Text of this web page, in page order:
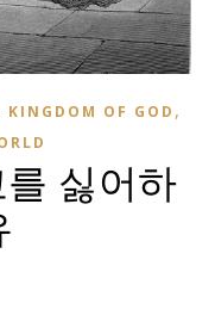
KINGDOM OF GOD ,
싫어하